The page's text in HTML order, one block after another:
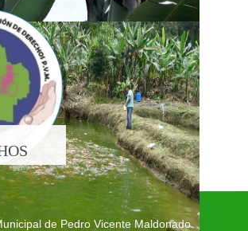
de Pedro Vicente Maldonado